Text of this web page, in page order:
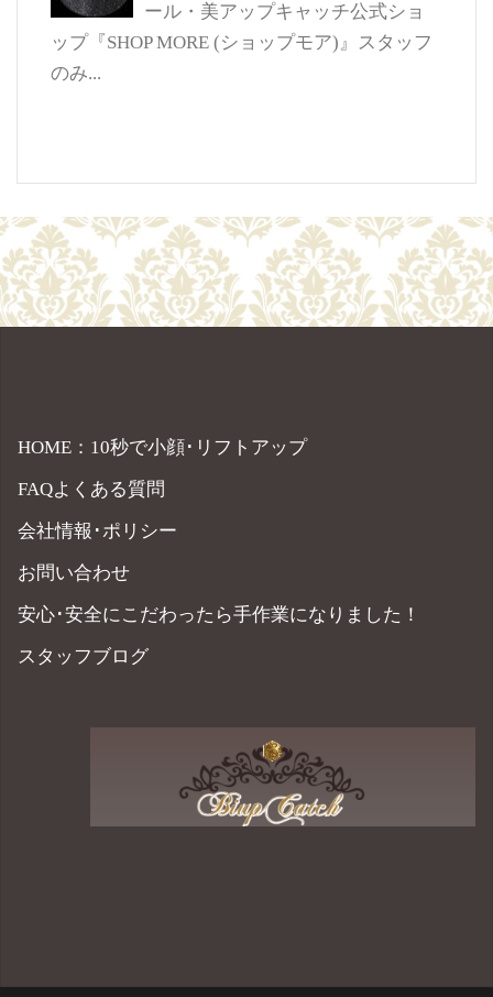
ール・美アップキャッチ公式ショ
ップ『SHOP MORE (ショップモア)』スタッフ
のみ...
HOME：10秒で小顔･リフトアップ
FAQよくある質問
会社情報･ポリシー
お問い合わせ
安心･安全にこだわったら手作業になりました！
スタッフブログ